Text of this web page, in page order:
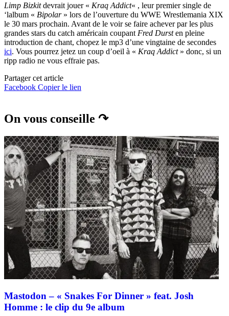
Limp Bizkitdevrait jouer « Kraq Addict« , leur premier single de
‘lalbum « Bipolar» lors de l’ouverture du WWE Wrestlemania XIX
le 30 mars prochain. Avant de le voir se faire achever par les plus
grandes stars du catch américain coupant Fred Dursten pleine
introduction de chant, chopez le mp3 d’une vingtaine de secondes
ici. Vous pourrez jetez un coup d’oeil à « Kraq Addict» donc, si un
ripp radio ne vous effraie pas.
Partager cet article
Facebook Copier le lien
On vous conseille ↷
Mastodon – « Snakes For Dinner » feat. Josh
Homme : le clip du 9e album